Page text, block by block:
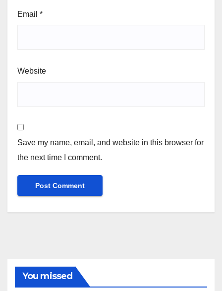
Email *
Website
Save my name, email, and website in this browser for
the next time I comment.
You missed